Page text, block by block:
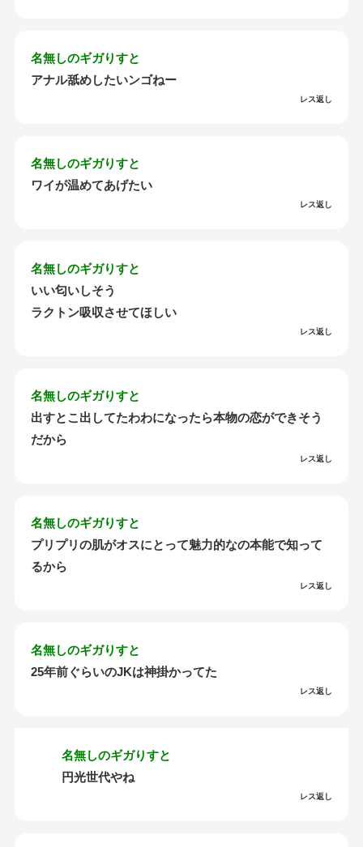
名無しのギガりすと
アナル舐めしたいンゴねー
レス返し
名無しのギガりすと
ワイが温めてあげたい
レス返し
名無しのギガりすと
いい匂いしそう
ラクトン吸収させてほしい
レス返し
名無しのギガりすと
出すとこ出してたわわになったら本物の恋ができそう
だから
レス返し
名無しのギガりすと
プリプリの肌がオスにとって魅力的なの本能で知って
るから
レス返し
名無しのギガりすと
25年前ぐらいのJKは神掛かってた
レス返し
名無しのギガりすと
円光世代やね
レス返し